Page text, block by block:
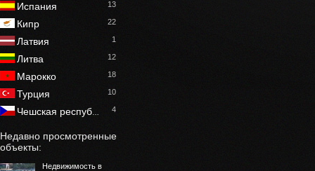
Испания 13
Кипр 22
Латвия 1
Литва 12
Марокко 18
Турция 10
Чешская респуб 4
Недавно просмотренные
объекты:
Недвижимость в